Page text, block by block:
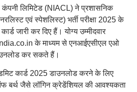
कंपनी लिमिटेड (NIACL) ने प्रशासनिक
एवं स्पेशलिस्ट) भर्ती परीक्षा 2025 के
जारी कर दिए हैं। योग्य उम्मीदवार
के माध्यम से एनआईएसीएल एओ
कर सकते हैं।
कार्ड 2025 डाउनलोड करने के लिए
बर्थ जैसे लॉगिन क्रेडेंशियल की आवश्यकता